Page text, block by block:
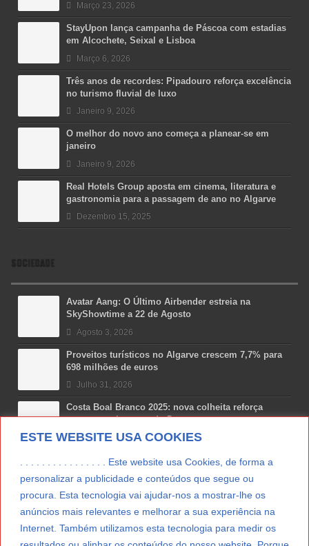
ESTE WEBSITE USA COOKIES
. . . . . . . . . . . . . . . . Este website usa Cookies, de forma a
personalizar a publicidade e conteúdos que segue ou
procura. Esta tecnologia vai ajudar-nos a mostrar-lhe os
anúncios mais relevantes e melhorar a sua experiência na
Internet. Também utilizamos esta tecnologia para medir os
Março 23, 2026
StayUpon lança campanha de Páscoa com estadias
em Alcochete, Seixal e Lisboa
Março 6, 2026
Três anos de recordes: Pipadouro reforça excelência
no turismo fluvial de luxo
Janeiro 9, 2026
O melhor do novo ano começa a planear-se em
janeiro
Janeiro 9, 2026
Real Hotels Group aposta em cinema, literatura e
gastronomia para a passagem de ano no Algarve
Dezembro 15, 2025
SOCIEDADE
Avatar Aang: O Último Airbender estreia na
SkyShowtime a 22 de Agosto
Agosto 3, 2026
Proveitos turísticos no Algarve crescem 7,7% para
698 milhões de euros
Julho 31, 2026
Costa Boal Branco 2025: nova colheita reforça
aposta nos brancos do Douro
Julho 29, 2026
Novas 7 Maravilhas de Portugal: Setúbal recebe
Julho 29, 2026
Vitamina D: o paradoxo dos portugueses
Julho 24, 2026